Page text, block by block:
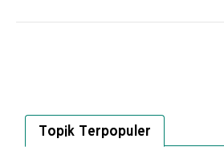
Topik Terpopuler